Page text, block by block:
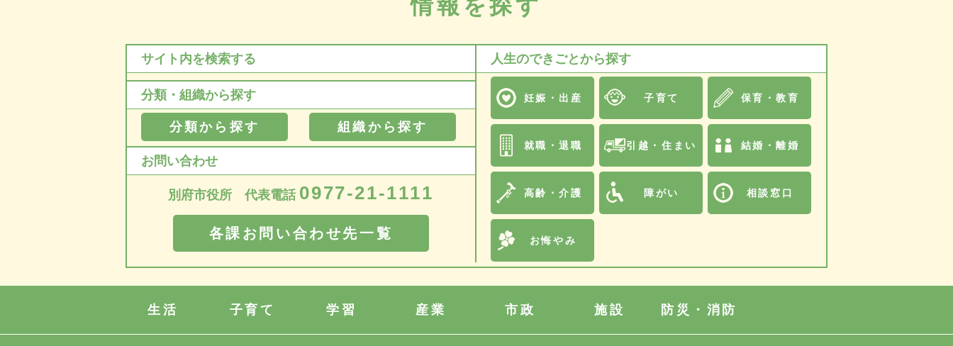
情報を探す
サイト内を検索する
分類・組織から探す
分類から探す 組織から探す
お問い合わせ
別府市役所 代表電話 0977-21-1111
各課お問い合わせ先一覧
人生のできごとから探す
妊娠・出産 子育て 保育・教育
就職・退職 引越・住まい 結婚・離婚
高齢・介護 障がい 相談窓口
お悔やみ
生活 子育て 学習 産業 市政 施設 防災・消防